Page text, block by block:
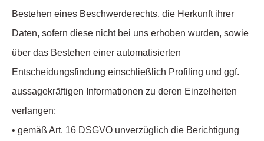
Bestehen eines Beschwerderechts, die Herkunft ihrer
Daten, sofern diese nicht bei uns erhoben wurden, sowie
über das Bestehen einer automatisierten
Entscheidungsfindung einschließlich Profiling und ggf.
aussagekräftigen Informationen zu deren Einzelheiten
verlangen;
• gemäß Art. 16 DSGVO unverzüglich die Berichtigung